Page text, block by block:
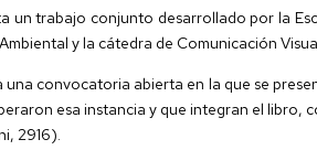
un trabajo conjunto desarrollado por la
y la cátedra de Comunicación
una convocatoria abierta en la que se
esa instancia y que integran el libro,
2916).